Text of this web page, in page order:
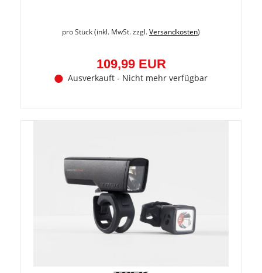
pro Stück (inkl. MwSt. zzgl.Versandkosten)
109,99 EUR
Ausverkauft - Nicht mehr verfügbar